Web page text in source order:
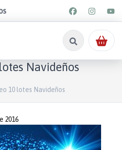
Navideños
10 lotes Navideños
2016